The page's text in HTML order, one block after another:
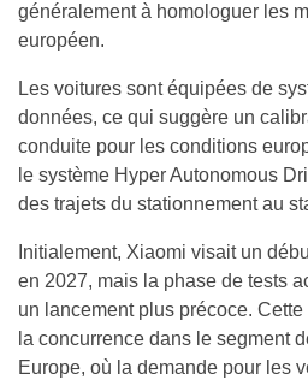
généralement à homologuer les
européen.
Les voitures sont équipées de
données, ce qui suggère un
conduite pour les conditions
le système Hyper Autonomous
des trajets du stationnement au
Initialement, Xiaomi visait un
en 2027, mais la phase de tests
un lancement plus précoce.
la concurrence dans le segment
Europe, où la demande pour les